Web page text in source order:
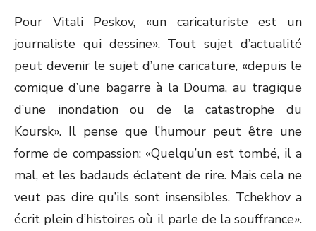
Pour Vitali Peskov, «un caricaturiste est un
journaliste qui dessine». Tout sujet d’actualité
peut devenir le sujet d’une caricature, «depuis le
comique d’une bagarre à la Douma, au tragique
d’une inondation ou de la catastrophe du
Koursk». Il pense que l’humour peut être une
forme de compassion: «Quelqu’un est tombé, il a
mal, et les badauds éclatent de rire. Mais cela ne
veut pas dire qu’ils sont insensibles. Tchekhov a
écrit plein d’histoires où il parle de la souffrance».